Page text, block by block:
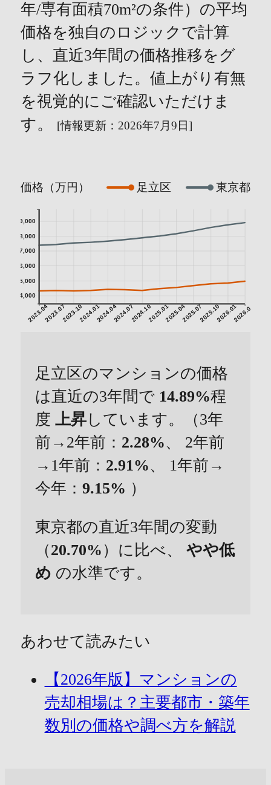
年/専有面積70m²の条件）の平均
価格を独自のロジックで計算
し、直近3年間の価格推移をグ
ラフ化しました。値上がり有無
を視覚的にご確認いただけま
す。
[情報更新：2026年7月9日]
価格（万円） 足立区 東京都
2023.042023.072023.102024.012024.042024.072024.102025.012025.042025.072025.102026.012026.04
4,000
5,000
6,000
7,000
8,000
9,000
足立区のマンションの価格
は直近の3年間で 14.89%程
度 上昇しています。（3年
前→2年前： 2.28%、 2年前
→1年前： 2.91%、 1年前→
今年： 9.15% ）
東京都の直近3年間の変動
（20.70% ）に比べ、
やや低
め の水準です。
あわせて読みたい
【2026年版】マンションの
売却相場は？主要都市・築年
数別の価格や調べ方を解説